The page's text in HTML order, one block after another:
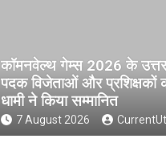
मुख्यमंत्री धामी ने
University
कॉमनवेल्थ गेम्स 2026 के
पदक विजेताओं और प्रशिक्षकों
धामी ने किया सम्मानित
7 August 2026